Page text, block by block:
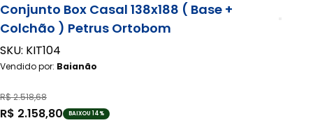
Conjunto Box Casal 138x188 ( Base +
Colchão ) Petrus Ortobom
SKU: KIT104
Vendido por: Baianão
R$ 2.518,68
R$ 2.158,80 BAIXOU 14%